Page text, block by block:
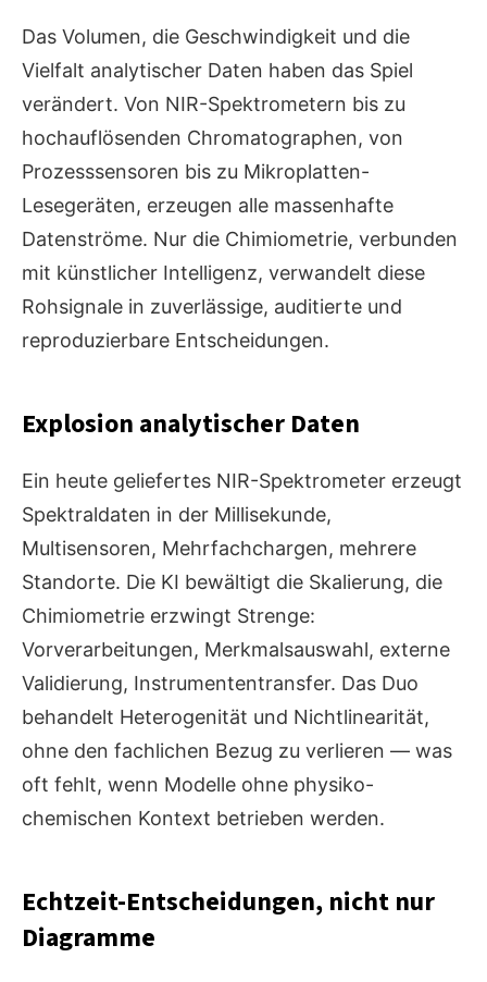
Das Volumen, die Geschwindigkeit und die
Vielfalt analytischer Daten haben das Spiel
verändert. Von NIR-Spektrometern bis zu
hochauflösenden Chromatographen, von
Prozesssensoren bis zu Mikroplatten-
Lesegeräten, erzeugen alle massenhafte
Datenströme. Nur die Chimiometrie, verbunden
mit künstlicher Intelligenz, verwandelt diese
Rohsignale in zuverlässige, auditierte und
reproduzierbare Entscheidungen.
Explosion analytischer Daten
Ein heute geliefertes NIR-Spektrometer erzeugt
Spektraldaten in der Millisekunde,
Multisensoren, Mehrfachchargen, mehrere
Standorte. Die KI bewältigt die Skalierung, die
Chimiometrie erzwingt Strenge:
Vorverarbeitungen, Merkmalsauswahl, externe
Validierung, Instrumententransfer. Das Duo
behandelt Heterogenität und Nichtlinearität,
ohne den fachlichen Bezug zu verlieren — was
oft fehlt, wenn Modelle ohne physiko-
chemischen Kontext betrieben werden.
Echtzeit-Entscheidungen, nicht nur
Diagramme